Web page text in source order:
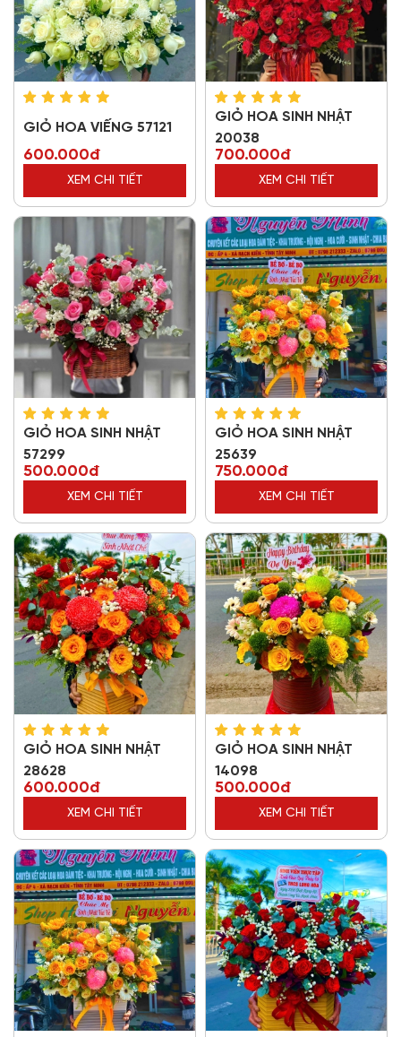
GIỎ HOA VIẾNG 57121
600.000đ
XEM CHI TIẾT
GIỎ HOA SINH NHẬT
20038
700.000đ
XEM CHI TIẾT
GIỎ HOA SINH NHẬT
57299
500.000đ
XEM CHI TIẾT
GIỎ HOA SINH NHẬT
25639
750.000đ
XEM CHI TIẾT
GIỎ HOA SINH NHẬT
28628
600.000đ
XEM CHI TIẾT
GIỎ HOA SINH NHẬT
14098
500.000đ
XEM CHI TIẾT